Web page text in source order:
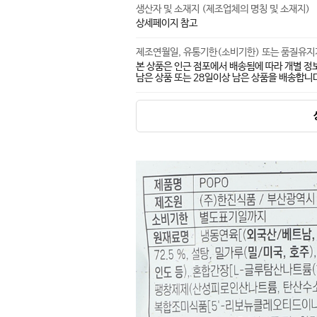
생산자 및 소재지 (제조업체의 명칭 및 소재지)
상세페이지 참고
제조연월일, 유통기한(소비기한) 또는 품질유지
본 상품은 인근 점포에서 배송됨에 따라 개별
남은 상품 또는 28일이상 남은 상품을 배송합니